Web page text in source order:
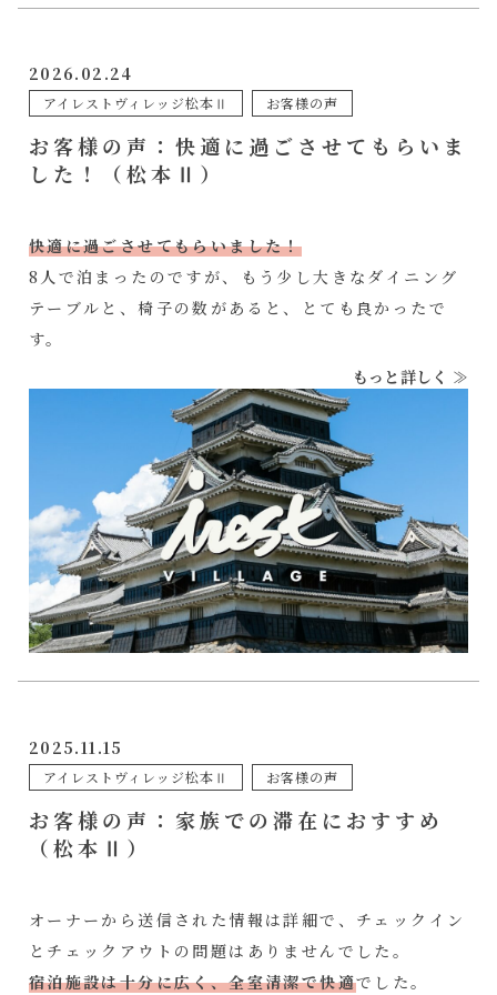
2026.02.24
アイレストヴィレッジ松本Ⅱ お客様の声
お客様の声：快適に過ごさせてもらいま
した！（松本Ⅱ）
快適に過ごさせてもらいました！
8人で泊まったのですが、もう少し大きなダイニング
テーブルと、椅子の数があると、とても良かったで
す。
もっと詳しく ≫
2025.11.15
アイレストヴィレッジ松本Ⅱ お客様の声
お客様の声：家族での滞在におすすめ
（松本Ⅱ）
オーナーから送信された情報は詳細で、チェックイン
とチェックアウトの問題はありませんでした。
宿泊施設は十分に広く、全室清潔で快適でした。